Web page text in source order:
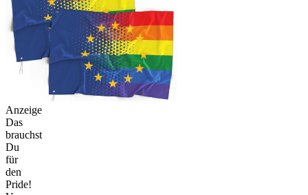
Anzeige
Das
brauchst
Du
für
den
Pride!